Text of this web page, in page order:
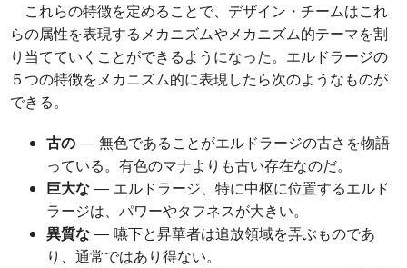
これらの特徴を定めることで、デザイン・チームはこれ
らの属性を表現するメカニズムやメカニズム的テーマを割
り当てていくことができるようになった。エルドラージの
５つの特徴をメカニズム的に表現したら次のようなものが
できる。
古の ― 無色であることがエルドラージの古さを物語
っている。有色のマナよりも古い存在なのだ。
巨大な ― エルドラージ、特に中枢に位置するエルド
ラージは、パワーやタフネスが大きい。
異質な ― 嚥下と昇華者は追放領域を弄ぶものであ
り、通常ではあり得ない。